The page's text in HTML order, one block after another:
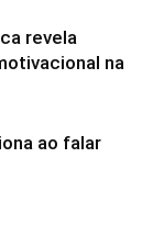
revela
na
ao falar